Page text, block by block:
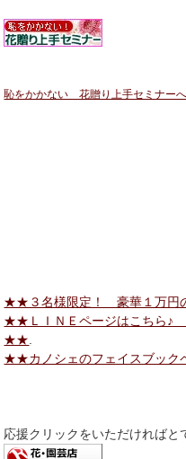
恥をかかない 花贈り上手セミナーへ
★★３名様限定！ 豪華１万円
★★ＬＩＮＥページはこちら♪
★★.
★★カノシェのフェイスブッ
応援クリックをいただければと